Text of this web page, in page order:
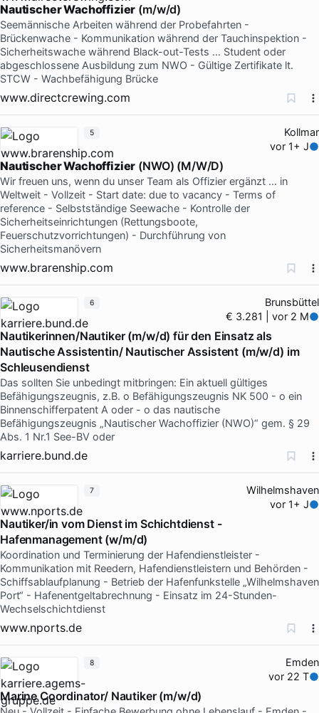
Nautischer Wachoffizier (m/w/d)
Seemännische Arbeiten während der Probefahrten -
Brückenwache - Kommunikation während der Tauchinspektion -
Sicherheitswache während Black-out-Tests … Student oder
abgeschlossene Ausbildung zum NWO - Gültige Zertifikate lt.
STCW - Wachbefähigung Brücke
www.directcrewing.com
Kollmar
vor 1+ J
Nautischer Wachoffizier (NWO) (M/W/D)
Wir freuen uns, wenn du unser Team als Offizier ergänzt … in
Weltweit - Vollzeit - Start date: due to vacancy - Terms of
reference - Selbstständige Seewache - Kontrolle der
Sicherheitseinrichtungen (Rettungsboote,
Feuerschutzvorrichtungen) - Durchführung von
Sicherheitsmanövern
www.brarenship.com
5
Brunsbüttel
€ 3.281 | vor 2 M
Nautikerinnen/Nautiker (m/w/d) für den Einsatz als
Nautische Assistentin/ Nautischer Assistent (m/w/d) im
Schleusendienst
Das sollten Sie unbedingt mitbringen: Ein aktuell gültiges
Befähigungszeugnis, z.B. o Befähigungszeugnis NK 500 - o ein
Binnenschifferpatent A oder - o das nautische
Befähigungszeugnis „Nautischer Wachoffizier (NWO)“ gem. § 29
Abs. 1 Nr.1 See-BV oder
karriere.bund.de
6
Wilhelmshaven
vor 1+ J
Nautiker/in vom Dienst im Schichtdienst -
Hafenmanagement (w/m/d)
Koordination und Terminierung der Hafendienstleister -
Kommunikation mit Reedern, Hafendienstleistern und Behörden -
Schiffsablaufplanung - Betrieb der Hafenfunkstelle „Wilhelmshaven
Port“ - Hafenentgeltabrechnung - Einsatz im 24-Stunden-
Wechselschichtdienst
www.nports.de
7
Emden
vor 22 T
Marine Coordinator/ Nautiker (m/w/d)
8